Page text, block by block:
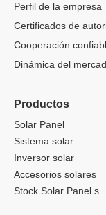
Perfil de la empresa
Certificados de
Cooperación
Dinámica del
Productos
Solar Panel
Sistema solar
Inversor solar
Accesorios solares
Stock Solar Panel s